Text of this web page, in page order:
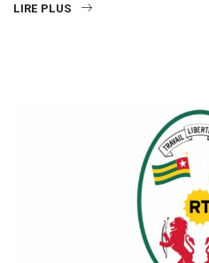
LIRE PLUS